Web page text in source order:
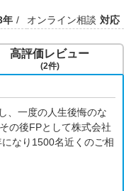
年 オンライン相談 対応
、一度の人生後悔のな
の後FPとして株式会社
なり1500名近くのご相
高評価レビュー
(2件)